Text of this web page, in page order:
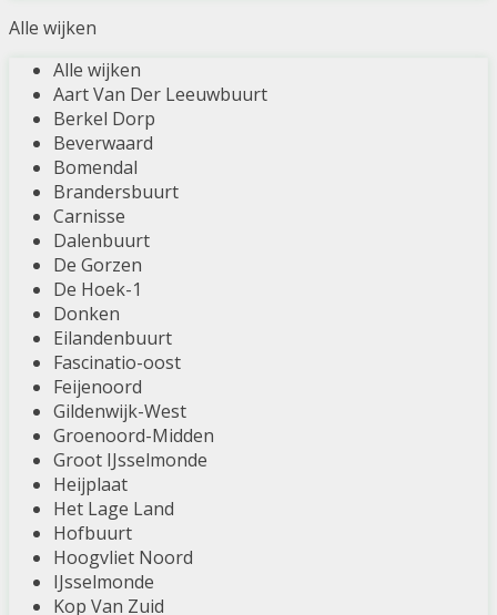
Alle wijken
Alle wijken
Aart Van Der Leeuwbuurt
Berkel Dorp
Beverwaard
Bomendal
Brandersbuurt
Carnisse
Dalenbuurt
De Gorzen
De Hoek-1
Donken
Eilandenbuurt
Fascinatio-oost
Feijenoord
Gildenwijk-West
Groenoord-Midden
Groot IJsselmonde
Heijplaat
Het Lage Land
Hofbuurt
Hoogvliet Noord
IJsselmonde
Kop Van Zuid